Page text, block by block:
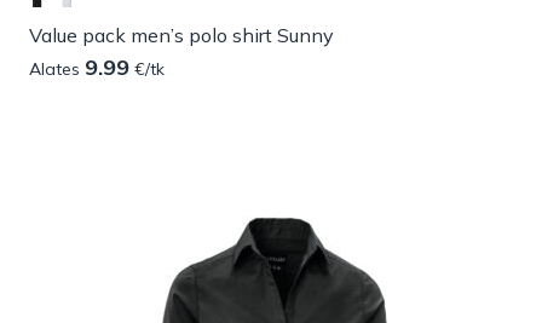
Value pack men’s polo shirt Sunny
Alates 9.99 €/tk